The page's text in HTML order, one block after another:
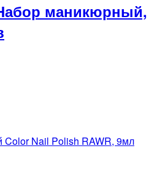
маникюрный,
Color Nail Polish RAWR, 9мл